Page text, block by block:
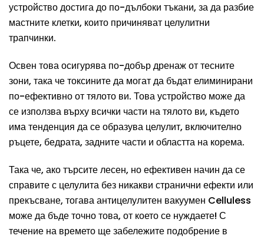
устройство достига до по-дълбоки тъкани, за да разбие
мастните клетки, които причиняват целулитни
трапчинки.
Освен това осигурява по-добър дренаж от тесните
зони, така че токсините да могат да бъдат елиминирани
по-ефективно от тялото ви. Това устройство може да
се използва върху всички части на тялото ви, където
има тенденция да се образува целулит, включително
ръцете, бедрата, задните части и областта на корема.
Така че, ако търсите лесен, но ефективен начин да се
справите с целулита без никакви странични ефекти или
прекъсване, тогава антицелулитен вакуумен Celluless
може да бъде точно това, от което се нуждаете! С
течение на времето ще забележите подобрение в